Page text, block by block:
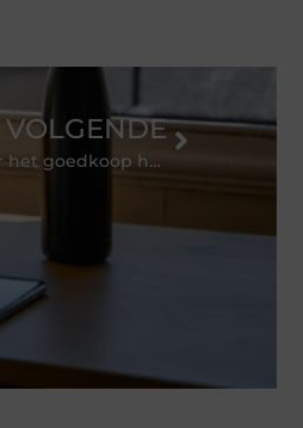
VOLGENDE
Rijschool Amsterdam voor het goedkoop halen van je rijbewijs